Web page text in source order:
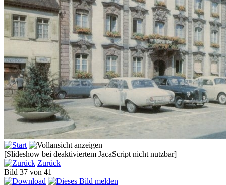
[Slideshow bei deaktiviertem JacaScript nicht nutzbar]
Zurück
Bild 37 von 41